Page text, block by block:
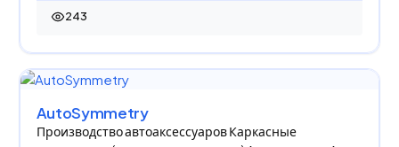
243
243 просмотра
AutoSymmetry
Производство автоаксессуаров Каркасные